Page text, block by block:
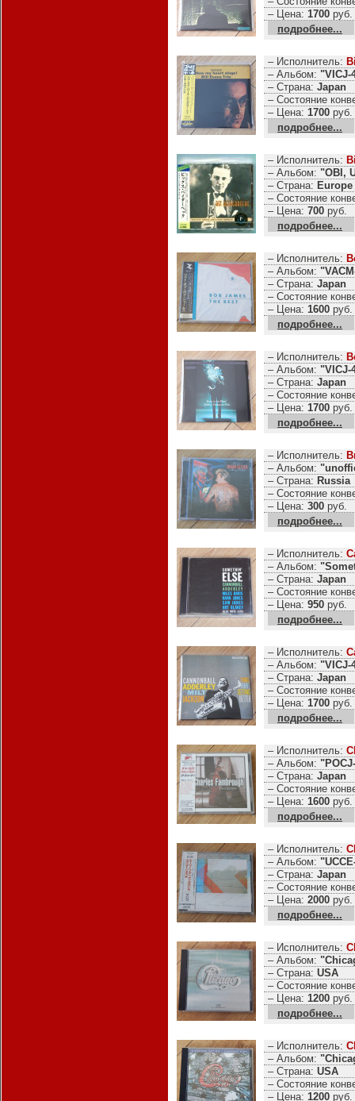
– Цена: 1700 руб.
подробнее...
– Исполнитель:
– Альбом: "VICJ-
– Страна: Japan
– Состояние
– Цена: 1700 руб.
подробнее...
– Исполнитель:
– Альбом: "OBI,
– Страна: Europe
– Состояние
– Цена: 700 руб.
подробнее...
– Исполнитель:
– Альбом:
– Страна: Japan
– Состояние
– Цена: 1600 руб.
подробнее...
– Исполнитель:
– Альбом: "VICJ-
– Страна: Japan
– Состояние
– Цена: 1700 руб.
подробнее...
– Исполнитель:
– Альбом:
– Страна: Russia
– Состояние
– Цена: 300 руб.
подробнее...
– Исполнитель:
– Альбом:
– Страна: Japan
– Состояние
– Цена: 950 руб.
подробнее...
– Исполнитель:
– Альбом: "VICJ-
– Страна: Japan
– Состояние
– Цена: 1700 руб.
подробнее...
– Исполнитель:
– Альбом:
– Страна: Japan
– Состояние
– Цена: 1600 руб.
подробнее...
– Исполнитель:
– Альбом:
– Страна: Japan
– Состояние
– Цена: 2000 руб.
подробнее...
– Исполнитель:
– Альбом:
– Страна: USA
– Состояние
– Цена: 1200 руб.
подробнее...
– Исполнитель:
– Альбом:
– Страна: USA
– Состояние
– Цена: 1200 руб.